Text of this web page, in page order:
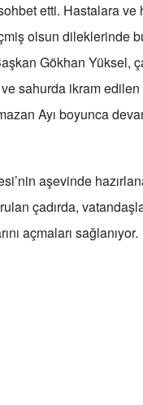
etti. Hastalara ve
olsun dileklerinde
Gökhan Yüksel,
sahurda ikram
Ayı boyunca
aşevinde
çadırda,
açmaları sağlanıyor.